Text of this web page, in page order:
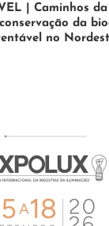
| Caminhos
da
no